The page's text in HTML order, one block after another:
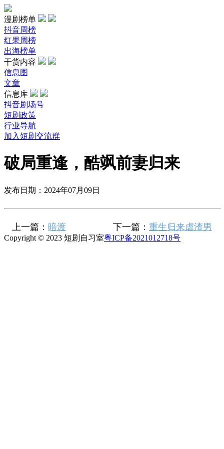
漫剧榜单
抖音周榜
红果周榜
出海榜单
干货内容
信息图
文章
信息库
抖音剧场号
短剧政策
行业导航
加入短剧交流群
破局重逢，酷飒前妻归来
发布日期：2024年07月09日
上一篇： 暗渡 下一篇： 重生归来虐渣男
Copyright © 2023 短剧自习室粤ICP备2021012718号